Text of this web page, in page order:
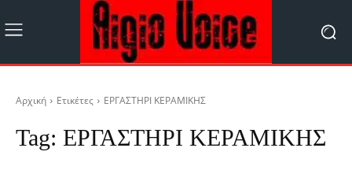
Αρχική Ετικέτες ΕΡΓΑΣΤΗΡΙ ΚΕΡΑΜΙΚΗΣ
Tag: ΕΡΓΑΣΤΗΡΙ ΚΕΡΑΜΙΚΗΣ